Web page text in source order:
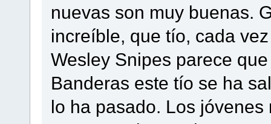
nuevas son muy buenas.
increíble, que tío, cada
Wesley Snipes parece
Banderas este tío se ha
lo ha pasado. Los